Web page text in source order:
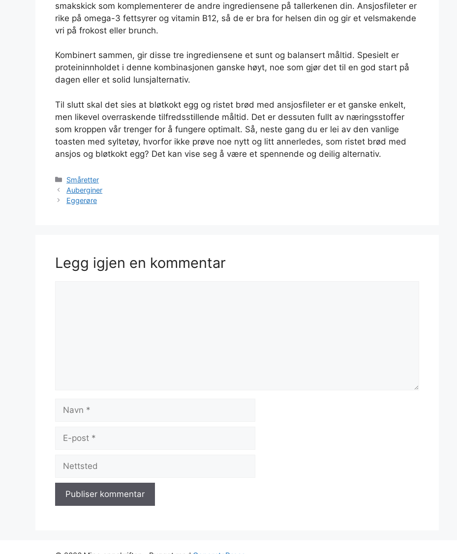
smakskick som komplementerer de andre ingrediensene på tallerkenen din. Ansjosfileter er
rike på omega-3 fettsyrer og vitamin B12, så de er bra for helsen din og gir et velsmakende
vri på frokost eller brunch.
Kombinert sammen, gir disse tre ingrediensene et sunt og balansert måltid. Spesielt er
proteininnholdet i denne kombinasjonen ganske høyt, noe som gjør det til en god start på
dagen eller et solid lunsjalternativ.
Til slutt skal det sies at bløtkokt egg og ristet brød med ansjosfileter er et ganske enkelt,
men likevel overraskende tilfredsstillende måltid. Det er dessuten fullt av næringsstoffer
som kroppen vår trenger for å fungere optimalt. Så, neste gang du er lei av den vanlige
toasten med syltetøy, hvorfor ikke prøve noe nytt og litt annerledes, som ristet brød med
ansjos og bløtkokt egg? Det kan vise seg å være et spennende og deilig alternativ.
Kategorier
Småretter
Auberginer
Eggerøre
Legg igjen en kommentar
post